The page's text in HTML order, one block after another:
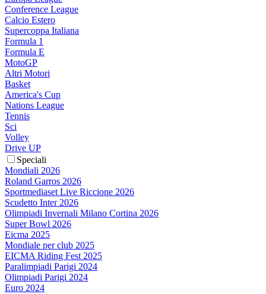
Conference League
Calcio Estero
Supercoppa Italiana
Formula 1
Formula E
MotoGP
Altri Motori
Basket
America's Cup
Nations League
Tennis
Sci
Volley
Drive UP
Speciali
Mondiali 2026
Roland Garros 2026
Sportmediaset Live Riccione 2026
Scudetto Inter 2026
Olimpiadi Invernali Milano Cortina 2026
Super Bowl 2026
Eicma 2025
Mondiale per club 2025
EICMA Riding Fest 2025
Paralimpiadi Parigi 2024
Olimpiadi Parigi 2024
Euro 2024